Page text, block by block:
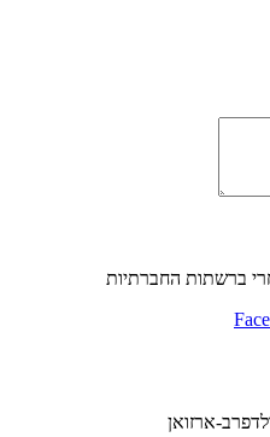
ברשתות החברתיות
ארזואן